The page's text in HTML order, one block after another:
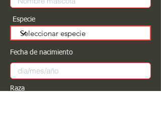
Especie
Fecha de nacimiento
Raza